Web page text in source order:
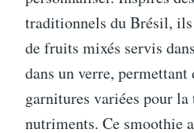
traditionnels du Brésil,
de fruits mixés servis
dans un verre, permettant
garnitures variées pour la
nutriments. Ce smoothie